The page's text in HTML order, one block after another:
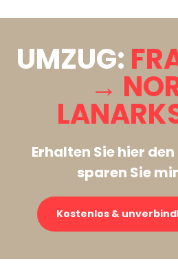
UMZUG:
→
Erhalten Sie hier den
sparen Sie
Kostenlos &